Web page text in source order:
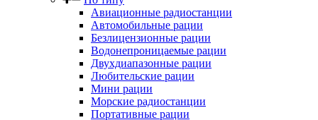
Авиационные радиостанции
Автомобильные рации
Безлицензионные рации
Водонепроницаемые рации
Двухдиапазонные рации
Любительские рации
Мини рации
Морские радиостанции
Портативные рации